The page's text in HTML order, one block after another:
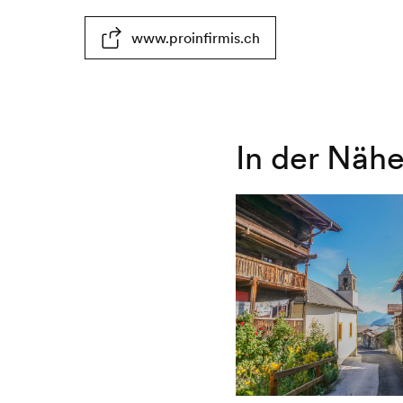
Nicht
rollstuhlgängig
Parkplatze
nichtrollstuhlgängig
www.proinfirmis.ch
In der